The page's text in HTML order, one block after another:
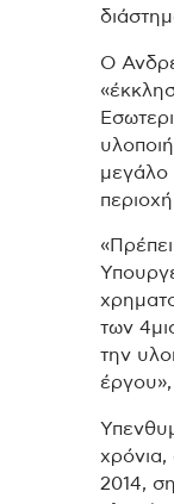
Ο
μεγάλο
των
την
χρόνια,
2014,